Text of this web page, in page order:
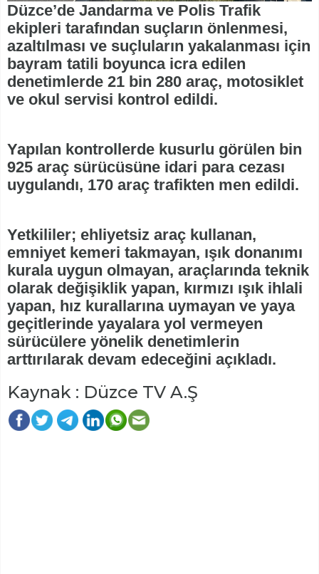
Düzce’de Jandarma ve Polis Trafik
ekipleri tarafından suçların önlenmesi,
azaltılması ve suçluların yakalanması için
bayram tatili boyunca icra edilen
denetimlerde 21 bin 280 araç, motosiklet
ve okul servisi kontrol edildi.
Yapılan kontrollerde kusurlu görülen bin
925 araç sürücüsüne idari para cezası
uygulandı, 170 araç trafikten men edildi.
Yetkililer; ehliyetsiz araç kullanan,
emniyet kemeri takmayan, ışık donanımı
kurala uygun olmayan, araçlarında teknik
olarak değişiklik yapan, kırmızı ışık ihlali
yapan, hız kurallarına uymayan ve yaya
geçitlerinde yayalara yol vermeyen
sürücülere yönelik denetimlerin
arttırılarak devam edeceğini açıkladı.
Kaynak : Düzce TV A.Ş